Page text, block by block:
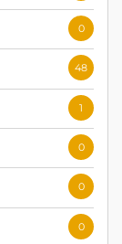
0
48
1
0
0
0